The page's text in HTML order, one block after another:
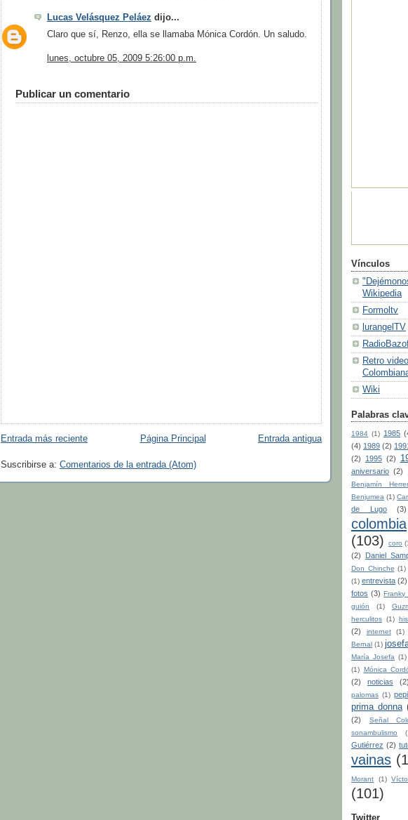
Lucas Velásquez Peláez dijo...
Claro que sí, Renzo, ella se llamaba Mónica Cordón. Un saludo.
lunes, octubre 05, 2009 5:26:00 p.m.
Publicar un comentario
Entrada más reciente Entrada antigua
Página Principal
Suscribirse a: Comentarios de la entrada (Atom)
Vínculos
Wikipedia
Formoltv
lurangelTV
Retro
Wiki
Palabras
1984 (1) 1985
(4) 1989 (2)
(2)
1995 (2)
aniversario (2)
Benjamín
Benjumea (1)
de Lugo
(3)
colombia
(103)
coro
(2)
Daniel
Don Chinche (1)
(1) entrevista (2)
fotos (3) Franky
guión
(1)
herculitos (1)
(2)
internet (1)
Bernal (1)
María Josefa (1)
(1) Mónica
(2)
noticias (2)
palomas (1)
prima donna
(2)
Señal
sonambulismo
Gutiérrez (2)
vainas
Morant (1)
(101)
Twitter